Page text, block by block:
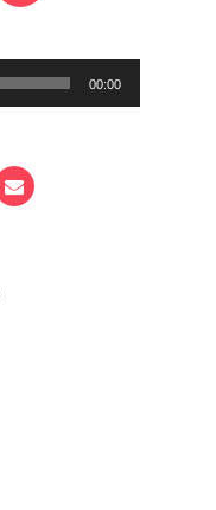
00:00